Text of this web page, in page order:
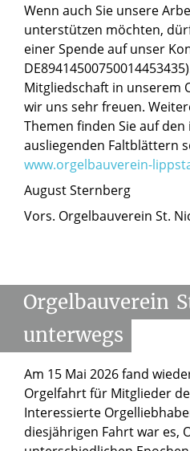
Wenn auch Sie unsere
unterstützen möchten,
einer Spende auf unser
Mitgliedschaft in unserem
wir uns sehr freuen.
Themen finden Sie auf
ausliegenden Faltblättern
www.orgelbauverein-
August Sternberg
Vors. Orgelbauverein St.
Orgelbauverein
unterwegs
Am 15 Mai 2026 fand
Orgelfahrt für Mitglieder
Interessierte
diesjährigen Fahrt war es,